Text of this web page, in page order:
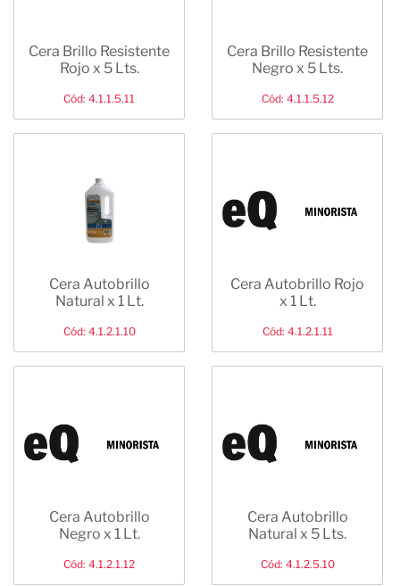
Cera Brillo Resistente
Rojo x 5 Lts.
Cód: 4.1.1.5.11
Cera Brillo Resistente
Negro x 5 Lts.
Cód: 4.1.1.5.12
Cera Autobrillo
Natural x 1 Lt.
Cód: 4.1.2.1.10
Cera Autobrillo Rojo
x 1 Lt.
Cód: 4.1.2.1.11
Cera Autobrillo
Negro x 1 Lt.
Cód: 4.1.2.1.12
Cera Autobrillo
Natural x 5 Lts.
Cód: 4.1.2.5.10